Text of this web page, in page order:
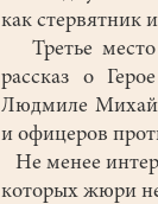
как стервятник
Третье место
рассказ о
Людмиле
и офицеров
Не менее
которых жюри